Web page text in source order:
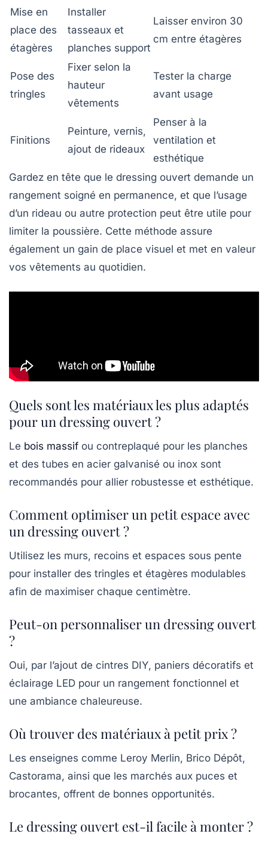
Mise en
place des
étagères
Installer
tasseaux et
planches support
Laisser environ 30
cm entre étagères
Pose des
tringles
Fixer selon la
hauteur
vêtements
Tester la charge
avant usage
Finitions
Peinture, vernis,
ajout de rideaux
Penser à la
ventilation et
esthétique
Gardez en tête que le dressing ouvert demande un
rangement soigné en permanence, et que l’usage
d’un rideau ou autre protection peut être utile pour
limiter la poussière. Cette méthode assure
également un gain de place visuel et met en valeur
vos vêtements au quotidien.
Quels sont les matériaux les plus adaptés
pour un dressing ouvert ?
Le bois massif ou contreplaqué pour les planches
et des tubes en acier galvanisé ou inox sont
recommandés pour allier robustesse et esthétique.
Comment optimiser un petit espace avec
un dressing ouvert ?
Utilisez les murs, recoins et espaces sous pente
pour installer des tringles et étagères modulables
afin de maximiser chaque centimètre.
Peut-on personnaliser un dressing ouvert
?
Oui, par l’ajout de cintres DIY, paniers décoratifs et
éclairage LED pour un rangement fonctionnel et
une ambiance chaleureuse.
Où trouver des matériaux à petit prix ?
Les enseignes comme Leroy Merlin, Brico Dépôt,
Castorama, ainsi que les marchés aux puces et
brocantes, offrent de bonnes opportunités.
Le dressing ouvert est-il facile à monter ?